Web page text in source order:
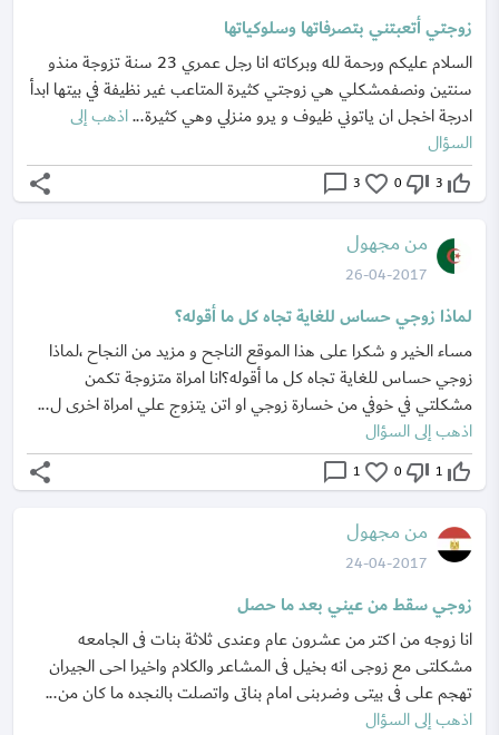
زوجتي أتعبتني بتصرفاتها وسلوكياتها
السلام عليكم ورحمة لله وبركاته انا رجل عمري 23 سنة تزوجة منذو
سنتين ونصفمشكلي هي زوجتي كثيرة المتاعب غير نظيفة في بيتها ابدأ
ادرجة اخجل ان ياتوني ظيوف و يرو منزلي وهي كثيرة...اذهب إلى
السؤال
thumb_up_off_alt
3
thumb_down_off_alt
0
favorite_border
3
chat_bubble_outline
share
من مجهول
26-04-2017
لماذا زوجي حساس للغاية تجاه كل ما أقوله؟
مساء الخير و شكرا على هذا الموقع الناجح و مزيد من النجاح ،لماذا
زوجي حساس للغاية تجاه كل ما أقوله؟انا امراة متزوجة تكمن
مشكلتي في خوفي من خسارة زوجي او اتن يتزوج علي امراة اخرى ل...
اذهب إلى السؤال
thumb_up_off_alt
1
thumb_down_off_alt
0
favorite_border
1
chat_bubble_outline
share
من مجهول
24-04-2017
زوجي سقط من عيني بعد ما حصل
انا زوجه من اكتر من عشرون عام وعندى ثلاثة بنات فى الجامعه
مشكلتى مع زوجى انه بخيل فى المشاعر والكلام واخيرا احى الجيران
تهجم على فى بيتى وضربنى امام بناتى واتصلت بالنجده ما كان من...
اذهب إلى السؤال